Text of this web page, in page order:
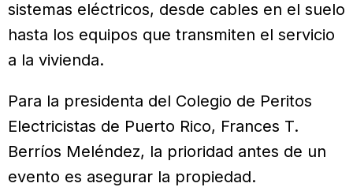
sistemas eléctricos, desde cables en el suelo
hasta los equipos que transmiten el servicio
a la vivienda.
Para la presidenta del Colegio de Peritos
Electricistas de Puerto Rico, Frances T.
Berríos Meléndez, la prioridad antes de un
evento es asegurar la propiedad.